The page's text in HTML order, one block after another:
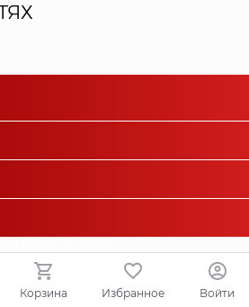
Корзина Избранное Войти